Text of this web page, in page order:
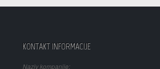
KONTAKT INFORMACIJE
Naziv kompanije: